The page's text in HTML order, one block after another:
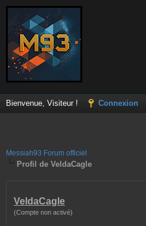
Bienvenue, Visiteur ! Connexion
Messiah93 Forum officiel
Profil de VeldaCagle
VeldaCagle
(Compte non activé)